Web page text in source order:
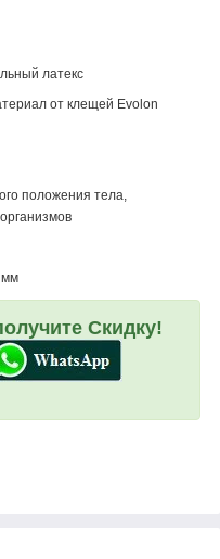
латекс
от клещей Evolon
положения тела,
мм
Скидку!